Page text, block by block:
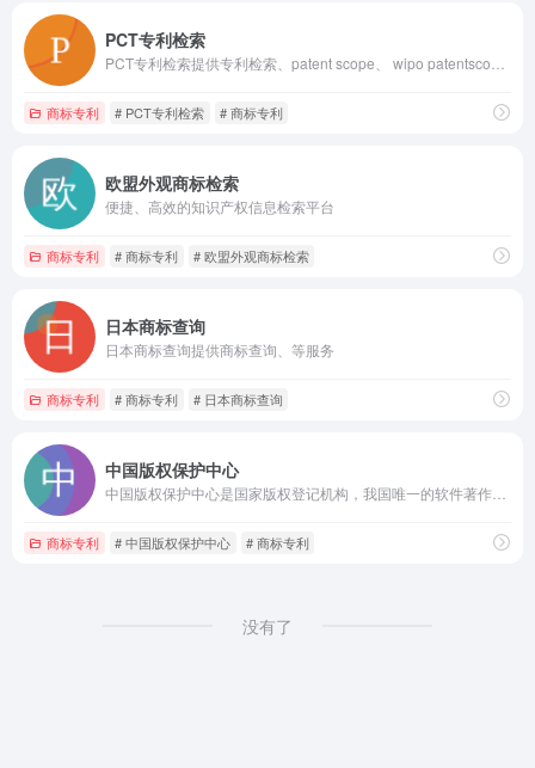
PCT专利检索
商标专利 # PCT专利检索 # 商标专利
欧盟外观商标检索
便捷、高效的知识产权信息检索平台
商标专利 # 商标专利 # 欧盟外观商标检索
日本商标查询
日本商标查询提供商标查询、等服务
商标专利 # 商标专利 # 日本商标查询
中国版权保护中心
商标专利 # 中国版权保护中心 # 商标专利
没有了